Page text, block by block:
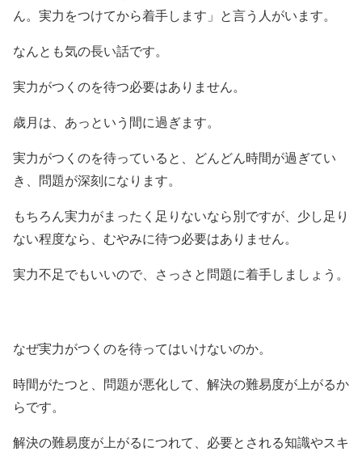
ん。実力をつけてから着手します」と言う人がいます。
なんとも気の長い話です。
実力がつくのを待つ必要はありません。
歳月は、あっという間に過ぎます。
実力がつくのを待っていると、どんどん時間が過ぎてい
き、問題が深刻になります。
もちろん実力がまったく足りないなら別ですが、少し足り
ない程度なら、むやみに待つ必要はありません。
実力不足でもいいので、さっさと問題に着手しましょう。
なぜ実力がつくのを待ってはいけないのか。
時間がたつと、問題が悪化して、解決の難易度が上がるか
らです。
解決の難易度が上がるにつれて、必要とされる知識やスキ